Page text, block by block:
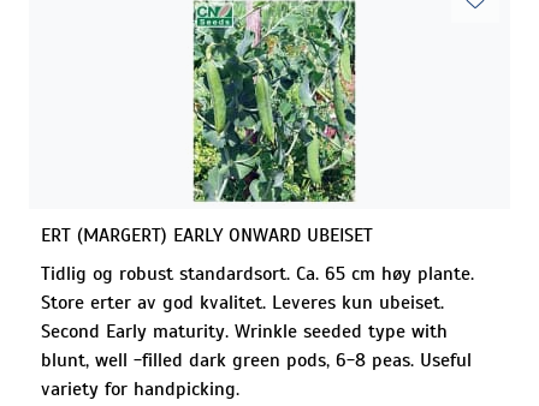
ERT (MARGERT) EARLY ONWARD UBEISET
Tidlig og robust standardsort. Ca. 65 cm høy plante.
Store erter av god kvalitet. Leveres kun ubeiset.
Second Early maturity. Wrinkle seeded type with
blunt, well -filled dark green pods, 6-8 peas. Useful
variety for handpicking.